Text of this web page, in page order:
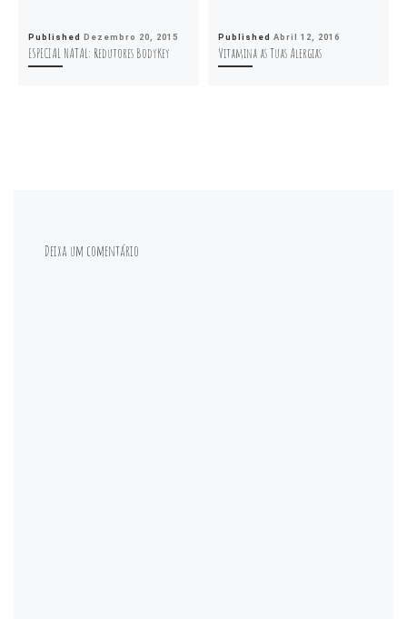
Published Dezembro 20, 2015
ESPECIAL NATAL: Redutores BodyKey
Published Abril 12, 2016
Vitamina as Tuas Alergias
Deixa um comentário